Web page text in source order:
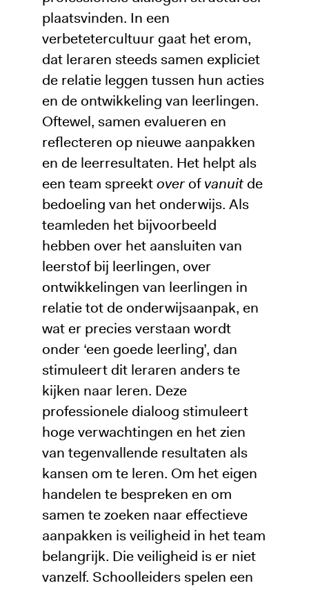
plaatsvinden. In een
verbetetercultuur gaat het erom,
dat leraren steeds samen expliciet
de relatie leggen tussen hun acties
en de ontwikkeling van leerlingen.
Oftewel, samen evalueren en
reflecteren op nieuwe aanpakken
en de leerresultaten. Het helpt als
een team spreektoverofvanuitde
bedoeling van het onderwijs. Als
teamleden het bijvoorbeeld
hebben over het aansluiten van
leerstof bij leerlingen, over
ontwikkelingen van leerlingen in
relatie tot de onderwijsaanpak, en
wat er precies verstaan wordt
onder ‘een goede leerling’, dan
stimuleert dit leraren anders te
kijken naar leren. Deze
professionele dialoog stimuleert
hoge verwachtingen en het zien
van tegenvallende resultaten als
kansen om te leren. Om het eigen
handelen te bespreken en om
samen te zoeken naar effectieve
aanpakken is veiligheid in het team
belangrijk. Die veiligheid is er niet
vanzelf. Schoolleiders spelen een